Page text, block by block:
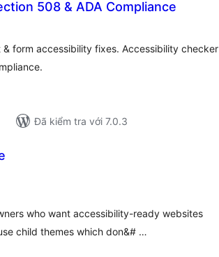
508 & ADA Compliance
form accessibility fixes. Accessibility checker
Đã kiểm tra với 7.0.3
who want accessibility-ready websites
child themes which don&# …